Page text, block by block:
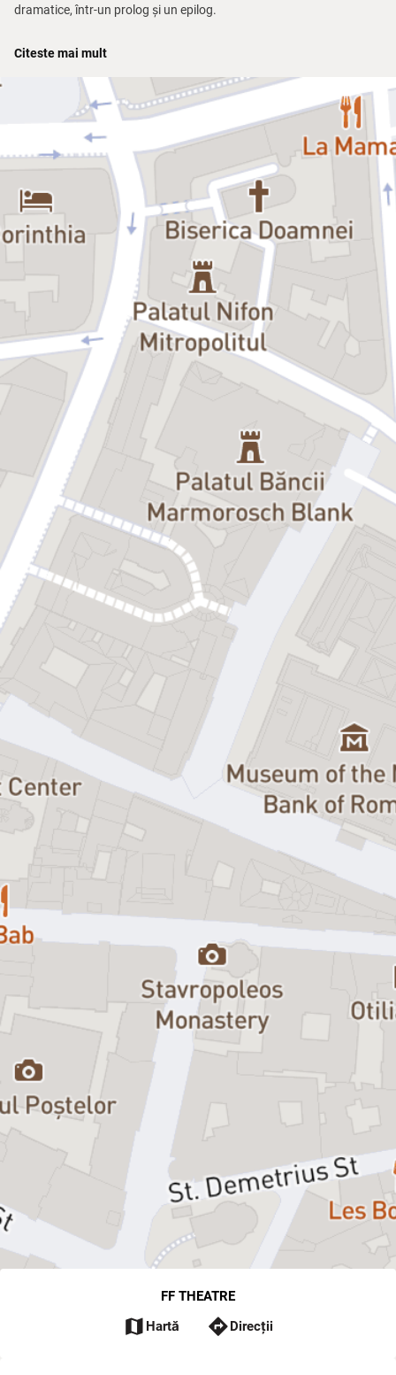
dramatice, într-un prolog și un epilog.
personalități și vise diferite, dar toate sunt unite de același bărbat,
Marco. În loc să se lupte între ele și să se certe, femeile hotărăsc să
se alieze și să pedepsească în mod amuzant și inventiv bărbatul
care le-a înșelat.
Comedia abordează teme precum relațiile, căsnicia și excesul de
iubire și conține schimburi de replici pline de haz, qui-pro-quo-uri
irezistibile și situații comice istețe, în care umorul este învăluit în
ironie. Scrisă de Aldo Lo Castro,Frumosul și Bestiile
este o piesă de
teatru amuzantă și inteligentă, care va face publicul să râdă în
hohote și să se simtă bine.
Citeste mai mult
FF THEATRE
map Hartă directionsDirecții